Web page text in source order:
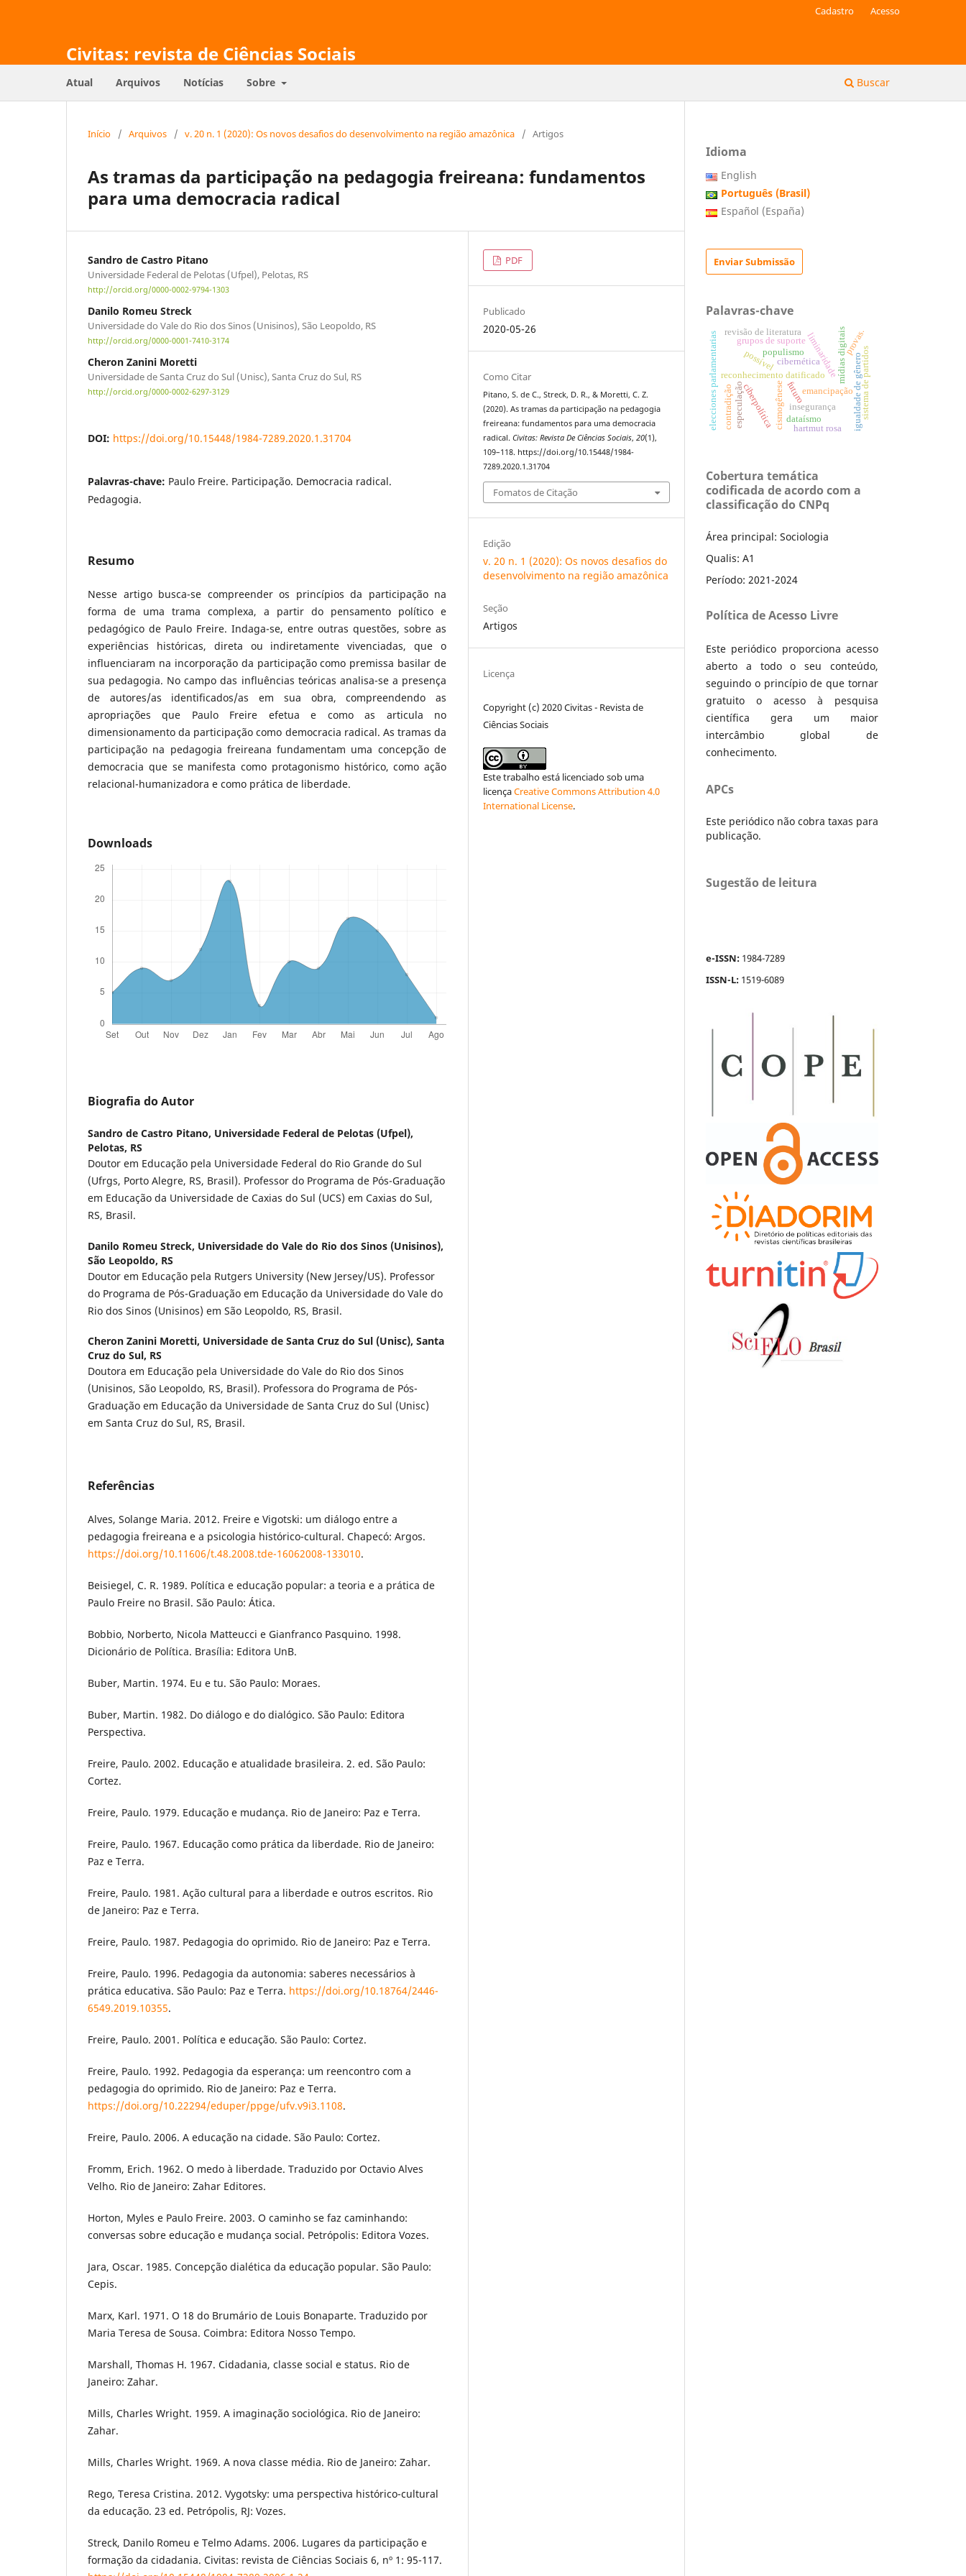
Civitas: revista de Ciências Sociais
Atual Arquivos Notícias Sobre Buscar
Cadastro Acesso
Início / Arquivos / v. 20 n. 1 (2020): Os novos desafios do desenvolvimento na região amazônica / Artigos
As tramas da participação na pedagogia freireana: fundamentos
para uma democracia radical
Sandro de Castro Pitano
Universidade Federal de Pelotas (Ufpel), Pelotas, RS
http://orcid.org/0000-0002-9794-1303
Danilo Romeu Streck
Universidade do Vale do Rio dos Sinos (Unisinos), São Leopoldo, RS
http://orcid.org/0000-0001-7410-3174
Cheron Zanini Moretti
Universidade de Santa Cruz do Sul (Unisc), Santa Cruz do Sul, RS
http://orcid.org/0000-0002-6297-3129
DOI: https://doi.org/10.15448/1984-7289.2020.1.31704
Palavras-chave: Paulo Freire. Participação. Democracia radical.
Pedagogia.
Resumo
Nesse artigo busca-se compreender os princípios da participação na
forma de uma trama complexa, a partir do pensamento político e
pedagógico de Paulo Freire. Indaga-se, entre outras questões, sobre as
experiências históricas, direta ou indiretamente vivenciadas, que o
influenciaram na incorporação da participação como premissa basilar de
sua pedagogia. No campo das influências teóricas analisa-se a presença
de autores/as identificados/as em sua obra, compreendendo as
apropriações que Paulo Freire efetua e como as articula no
dimensionamento da participação como democracia radical. As tramas da
participação na pedagogia freireana fundamentam uma concepção de
democracia que se manifesta como protagonismo histórico, como ação
relacional-humanizadora e como prática de liberdade.
Downloads
Biografia do Autor
Sandro de Castro Pitano, Universidade Federal de Pelotas (Ufpel),
Pelotas, RS
Doutor em Educação pela Universidade Federal do Rio Grande do Sul
(Ufrgs, Porto Alegre, RS, Brasil). Professor do Programa de Pós-Graduação
em Educação da Universidade de Caxias do Sul (UCS) em Caxias do Sul,
RS, Brasil.
Danilo Romeu Streck, Universidade do Vale do Rio dos Sinos (Unisinos),
São Leopoldo, RS
Doutor em Educação pela Rutgers University (New Jersey/US). Professor
do Programa de Pós-Graduação em Educação da Universidade do Vale do
Rio dos Sinos (Unisinos) em São Leopoldo, RS, Brasil.
Cheron Zanini Moretti, Universidade de Santa Cruz do Sul (Unisc), Santa
Cruz do Sul, RS
Doutora em Educação pela Universidade do Vale do Rio dos Sinos
(Unisinos, São Leopoldo, RS, Brasil). Professora do Programa de Pós-
Graduação em Educação da Universidade de Santa Cruz do Sul (Unisc)
em Santa Cruz do Sul, RS, Brasil.
Referências
Alves, Solange Maria. 2012. Freire e Vigotski: um diálogo entre a
pedagogia freireana e a psicologia histórico-cultural. Chapecó: Argos.
https://doi.org/10.11606/t.48.2008.tde-16062008-133010.
Beisiegel, C. R. 1989. Política e educação popular: a teoria e a prática de
Paulo Freire no Brasil. São Paulo: Ática.
Bobbio, Norberto, Nicola Matteucci e Gianfranco Pasquino. 1998.
Dicionário de Política. Brasília: Editora UnB.
Buber, Martin. 1974. Eu e tu. São Paulo: Moraes.
Buber, Martin. 1982. Do diálogo e do dialógico. São Paulo: Editora
Perspectiva.
Freire, Paulo. 2002. Educação e atualidade brasileira. 2. ed. São Paulo:
Cortez.
Freire, Paulo. 1979. Educação e mudança. Rio de Janeiro: Paz e Terra.
Freire, Paulo. 1967. Educação como prática da liberdade. Rio de Janeiro:
Paz e Terra.
Freire, Paulo. 1981. Ação cultural para a liberdade e outros escritos. Rio
de Janeiro: Paz e Terra.
Freire, Paulo. 1987. Pedagogia do oprimido. Rio de Janeiro: Paz e Terra.
Freire, Paulo. 1996. Pedagogia da autonomia: saberes necessários à
prática educativa. São Paulo: Paz e Terra. https://doi.org/10.18764/2446-
6549.2019.10355.
Freire, Paulo. 2001. Política e educação. São Paulo: Cortez.
Freire, Paulo. 1992. Pedagogia da esperança: um reencontro com a
pedagogia do oprimido. Rio de Janeiro: Paz e Terra.
https://doi.org/10.22294/eduper/ppge/ufv.v9i3.1108.
Freire, Paulo. 2006. A educação na cidade. São Paulo: Cortez.
Fromm, Erich. 1962. O medo à liberdade. Traduzido por Octavio Alves
Velho. Rio de Janeiro: Zahar Editores.
Horton, Myles e Paulo Freire. 2003. O caminho se faz caminhando:
conversas sobre educação e mudança social. Petrópolis: Editora Vozes.
Jara, Oscar. 1985. Concepção dialética da educação popular. São Paulo:
Cepis.
Marx, Karl. 1971. O 18 do Brumário de Louis Bonaparte. Traduzido por
Maria Teresa de Sousa. Coimbra: Editora Nosso Tempo.
Marshall, Thomas H. 1967. Cidadania, classe social e status. Rio de
Janeiro: Zahar.
Mills, Charles Wright. 1959. A imaginação sociológica. Rio de Janeiro:
Zahar.
Mills, Charles Wright. 1969. A nova classe média. Rio de Janeiro: Zahar.
Rego, Teresa Cristina. 2012. Vygotsky: uma perspectiva histórico-cultural
da educação. 23 ed. Petrópolis, RJ: Vozes.
Streck, Danilo Romeu e Telmo Adams. 2006. Lugares da participação e
formação da cidadania. Civitas: revista de Ciências Sociais 6, nº 1: 95-117.
PDF
Publicado
2020-05-26
Como Citar
Pitano, S. de C., Streck, D. R., & Moretti, C. Z.
(2020). As tramas da participação na pedagogia
freireana: fundamentos para uma democracia
radical.Civitas: Revista De Ciências Sociais,20(1),
109–118. https://doi.org/10.15448/1984-
7289.2020.1.31704
Fomatos de Citação
Edição
v. 20 n. 1 (2020): Os novos desafios do
desenvolvimento na região amazônica
Seção
Artigos
Licença
Copyright (c) 2020 Civitas - Revista de
Ciências Sociais
Este trabalho está licenciado sob uma
licençaCreative Commons Attribution 4.0
International License.
Idioma
English
Português (Brasil)
Español (España)
Enviar Submissão
Palavras-chave
insegurança
emancipação
reconhecimento datificado
cismogênese
liminaridademídias digitais
cibernética
ciberpolítica
populismo
grupos de suporte
igualdade de gênerosistema de partidos
elecciones parlamentarias futuro
especulação
possível
revisão de literatura
dataísmo
hartmut rosa
contradição
provas.
Cobertura temática
codificada de acordo com a
classificação do CNPq
Área principal: Sociologia
Qualis: A1
Período: 2021-2024
Política de Acesso Livre
Este periódico proporciona acesso
aberto a todo o seu conteúdo,
seguindo o princípio de que tornar
gratuito o acesso à pesquisa
científica gera um maior
intercâmbio global de
conhecimento.
APCs
Este periódico não cobra taxas para
publicação.
Sugestão de leitura
e-ISSN: 1984-7289
ISSN-L: 1519-6089